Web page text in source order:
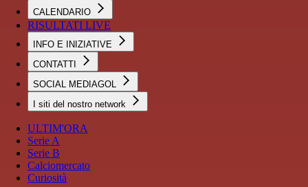
CALENDARIO
RISULTATI LIVE
INFO E INIZIATIVE
CONTATTI
SOCIAL MEDIAGOL
I siti del nostro network
ULTIM'ORA
Serie A
Serie B
Calciomercato
Curiosità